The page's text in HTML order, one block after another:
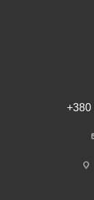
+380